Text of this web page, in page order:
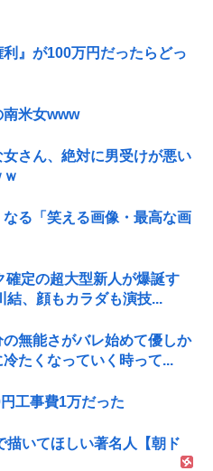
利』が100万円だったらどっ
南米女www
女さん、絶対に男受けが悪い
なる「笑える画像・最高な画
定の超大型新人が爆誕す
結、顔もカラダも演技...
無能さがバレ始めて優しか
たくなっていく時って...
工事費1万だった
描いてほしい著名人【朝ド